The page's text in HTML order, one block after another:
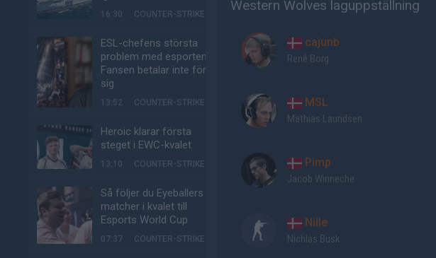
16:30 COUNTER-STRIKE
ESL-chefens största
problem med esporten:
Fansen betalar inte för
sig
13:52 COUNTER-STRIKE
Heroic klarar första
steget i EWC-kvalet
13:10 COUNTER-STRIKE
Så följer du Eyeballers
matcher i kvalet till
Esports World Cup
07:37 COUNTER-STRIKE
Western Wolves laguppställning
cajunb
René Borg
MSL
Mathias Lauridsen
Pimp
Jacob Winneche
Nille
Nichlas Busk